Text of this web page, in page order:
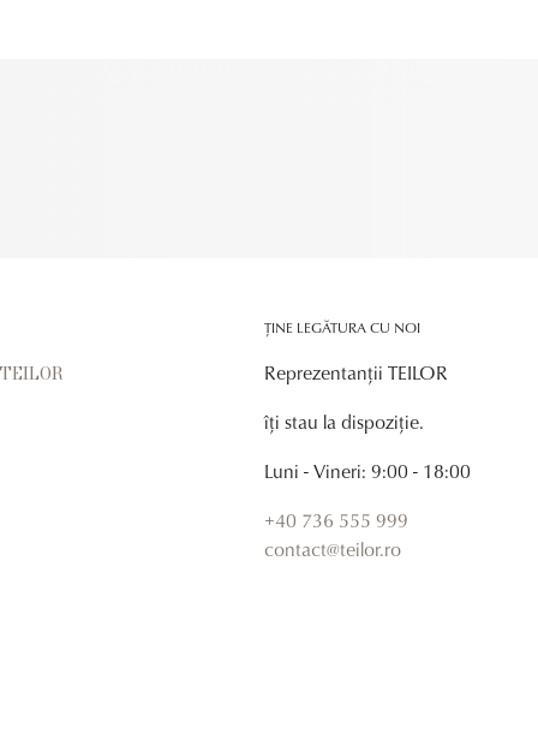
ȚINE LEGĂTURA CU NOI
Reprezentanții TEILOR
îți stau la dispoziție.
Luni - Vineri: 9:00 - 18:00
+40 736 555 999
contact@teilor.ro